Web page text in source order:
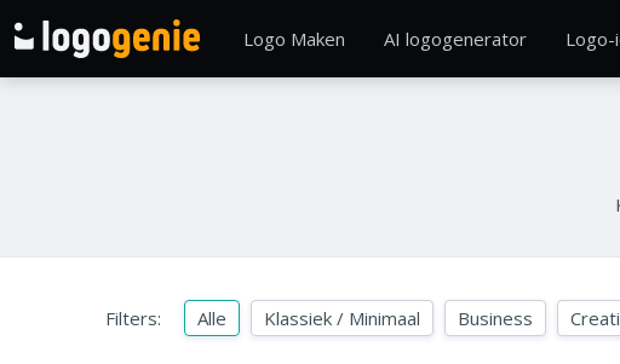
Logo Maken AI logogenerator Logo-
Filters: Alle Klassiek / Minimaal Business